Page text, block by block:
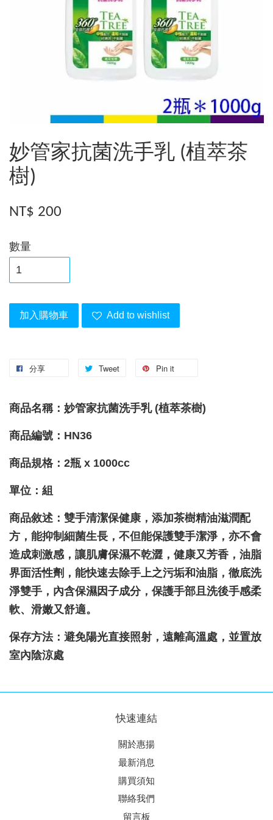
妙管家抗菌洗手乳 (植萃茶
樹)
NT$ 200
數量
加入購物車 Add to wishlist
分享 Tweet Pin it
商品名稱：妙管家抗菌洗手乳 (植萃茶樹)
商品編號：HN36
商品規格：2瓶 x 1000cc
單位：組
商品敘述：雙手清潔保健康，添加茶樹精油滋潤配
方，能抑制細菌生長，不但能保護雙手潔淨，亦不會
造成刺激感，讓肌膚保濕不乾澀，健康又芳香，油脂
界面活性劑，能快速去除手上之污垢和油脂，徹底洗
淨雙手，內含保濕因子成分，保護手部且洗後手感柔
軟、滑嫩又舒適。
保存方法：避免陽光直接照射，遠離高溫處，並置放
室內陰涼處
快速連結
關於惠揚
最新消息
購買須知
聯絡我們
留言板